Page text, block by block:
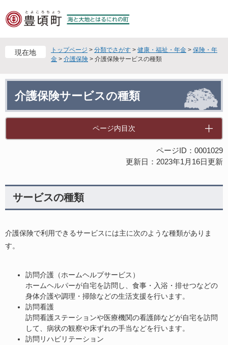
ー
す
ニ
し
文
現在地 トップページ > 分類でさがす > 健康・福祉・年金 > 保険・年
金 > 介護保険 > 介護保険サービスの種類
介護保険サービスの種類
ページ内目次
ページID：0001029
更新日：2023年1月16日更新
サービスの種類
介護保険で利用できるサービスには主に次のような種類がありま
す。
訪問介護（ホームヘルプサービス）
ホームヘルパーが自宅を訪問し、食事・入浴・排せつなどの
身体介護や調理・掃除などの生活支援を行います。
訪問看護
訪問看護ステーションや医療機関の看護師などが自宅を訪問
して、病状の観察や床ずれの手当などを行います。
訪問リハビリテーション